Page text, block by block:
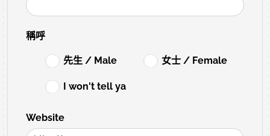
稱呼
先生 / Male 女士 / Female
I won't tell ya
Website